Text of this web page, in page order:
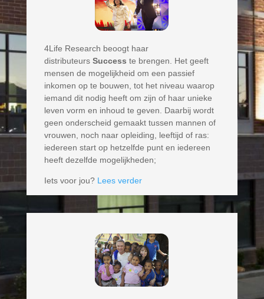
4Life Research beoogt haar
distributeurs Success te brengen. Het geeft
mensen de mogelijkheid om een passief
inkomen op te bouwen, tot het niveau waarop
iemand dit nodig heeft om zijn of haar unieke
leven vorm en inhoud te geven. Daarbij wordt
geen onderscheid gemaakt tussen mannen of
vrouwen, noch naar opleiding, leeftijd of ras:
iedereen start op hetzelfde punt en iedereen
heeft dezelfde mogelijkheden;
Iets voor jou? Lees verder